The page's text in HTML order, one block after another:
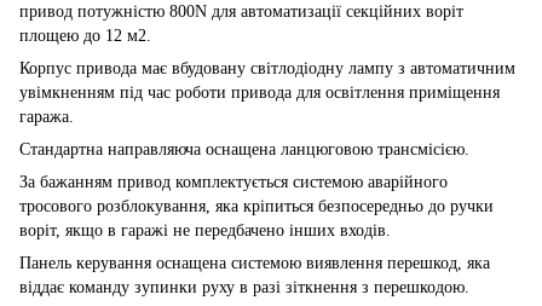
привод потужністю 800N для автоматизації секційних воріт
площею до 12 м2.
Корпус привода має вбудовану світлодіодну лампу з автоматичним
увімкненням під час роботи привода для освітлення приміщення
гаража.
Стандартна направляюча оснащена ланцюговою трансмісією.
За бажанням привод комплектується системою аварійного
тросового розблокування, яка кріпиться безпосередньо до ручки
воріт, якщо в гаражі не передбачено інших входів.
Панель керування оснащена системою виявлення перешкод, яка
віддає команду зупинки руху в разі зіткнення з перешкодою.